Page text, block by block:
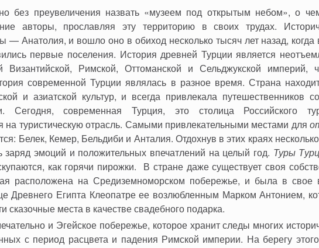
без преувеличения назвать «музеем под открытым небом», о
авторы, прославляя эту территорию в своих трудах.
— Анатолия, и вошло оно в обиход несколько тысяч лет назад, когда
первые поселения. История древней Турции является
Византийской, Римской, Оттоманской и Сельджукской империй,
современной Турции являлась в разное время. Страна
и азиатской культур, и всегда привлекала путешественников
Сегодня, современная Турция, это столица Российского
на туристическую отрасль. Самыми привлекательными местами для
Белек, Кемер, Бельдиби и Анталия. Отдохнув в этих краях
заряд эмоций и положительных впечатлений на целый год. Туры Т
как горячи пирожки. В стране даже существует своя
расположена на Средиземноморском побережье, и была в свое
Древнего Египта Клеопатре ее возлюбленным Марком Антонием,
сказочные места в качестве свадебного подарка.
и Эгейское побережье, которое хранит следы многих
с период расцвета и падения Римской империи. На берегу